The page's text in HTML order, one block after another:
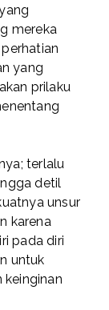
mereka
yang
prilaku
terlalu
detil
unsur
karena
pada diri
untuk
keinginan